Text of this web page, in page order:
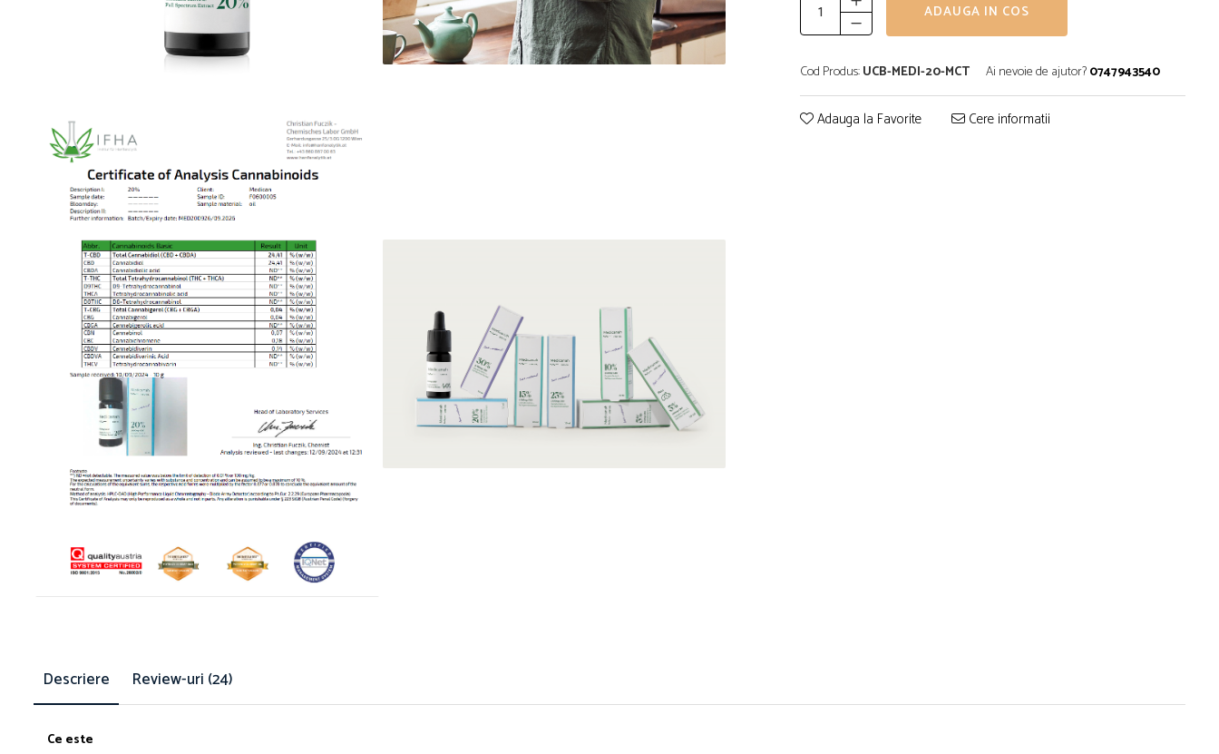
ADAUGA IN COS
Cod Produs:UCB-MEDI-20-MCT Ai nevoie de ajutor?0747943540
Adauga la Favorite Cere informatii
Descriere Review-uri (24)
Ce este